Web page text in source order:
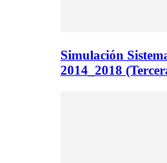
Simulación
2014_2018